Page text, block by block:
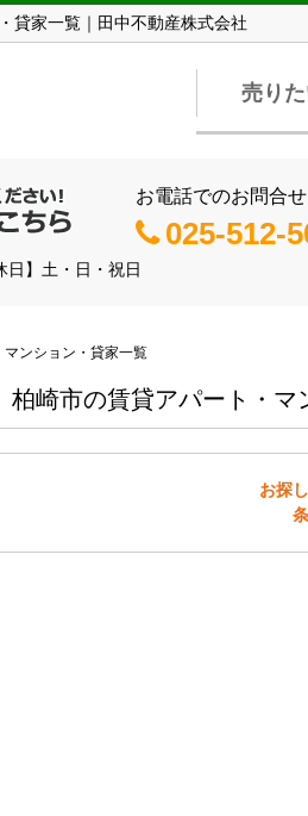
貸家一覧｜田中不動産株式会社
売り
お電話でのお問合せ
025-512-
日】土・日・祝日
ンション・貸家一覧
柏崎市の賃貸アパート・マ
お探